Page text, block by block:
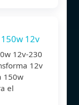
12v
12v-230
12v
150w
el